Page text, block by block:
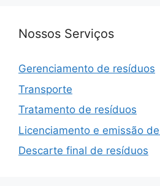
Nossos Serviços
Gerenciamento de resíduos
Transporte
Tratamento de resíduos
Licenciamento e emissão de
Descarte final de resíduos